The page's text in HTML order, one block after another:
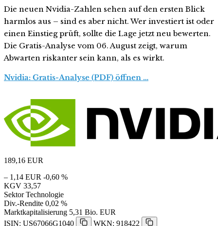
Die neuen Nvidia-Zahlen sehen auf den ersten Blick
harmlos aus – sind es aber nicht. Wer investiert ist oder
einen Einstieg prüft, sollte die Lage jetzt neu bewerten.
Die Gratis-Analyse vom 06. August zeigt, warum
Abwarten riskanter sein kann, als es wirkt.
Nvidia: Gratis-Analyse (PDF) öffnen …
189,16 EUR
– 1,14 EUR -0,60 %
KGV 33,57
Sektor Technologie
Div.-Rendite 0,02 %
Marktkapitalisierung 5,31 Bio. EUR
ISIN: US67066G1040
WKN: 918422